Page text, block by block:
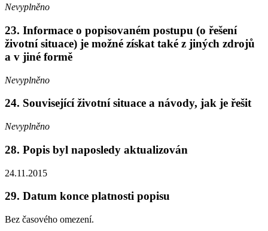
Nevyplněno
23. Informace o popisovaném postupu (o řešení
životní situace) je možné získat také z jiných zdrojů
a v jiné formě
Nevyplněno
24. Související životní situace a návody, jak je řešit
Nevyplněno
28. Popis byl naposledy aktualizován
24.11.2015
29. Datum konce platnosti popisu
Bez časového omezení.